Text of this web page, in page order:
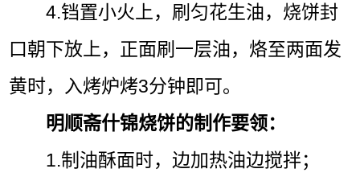
4.铛置小火上，刷匀花生油，烧饼封
口朝下放上，正面刷一层油，烙至两面发
黄时，入烤炉烤3分钟即可。
明顺斋什锦烧饼的制作要领：
1.制油酥面时，边加热油边搅拌；